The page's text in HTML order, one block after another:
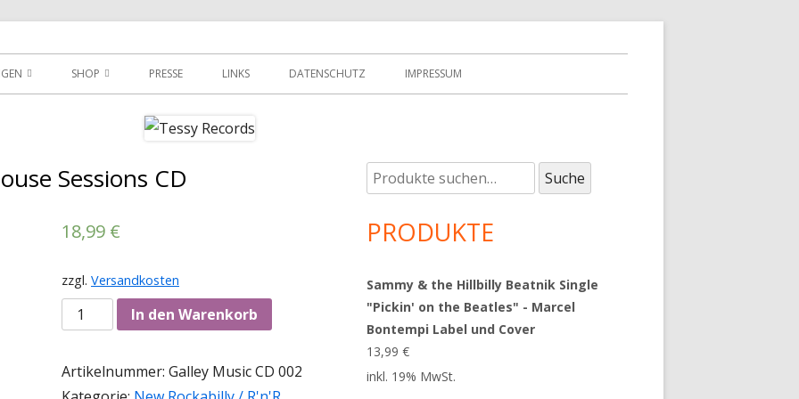
SHOP
WARENKORB
AGBS
PRESSE LINKS DATENSCHUTZ IMPRESSUM
Sessions CD
18,99 €
zzgl. Versandkosten
Anzahl In den Warenkorb
Artikelnummer: Galley Music CD 002
Haupt-
Seitenleiste
Suche
nach:
Suche
PRODUKTE
Sammy & the Hillbilly Beatnik Single
"Pickin' on the Beatles" - Marcel
Bontempi Label und Cover
13,99€
inkl. 19% MwSt.